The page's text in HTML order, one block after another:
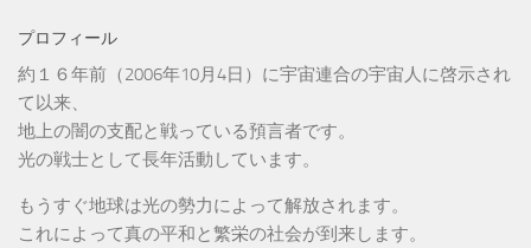
プロフィール
約１６年前（2006年10月4日）に宇宙連合の宇宙人に啓示され
て以来、
地上の闇の支配と戦っている預言者です。
光の戦士として長年活動しています。
もうすぐ地球は光の勢力によって解放されます。
これによって真の平和と繁栄の社会が到来します。